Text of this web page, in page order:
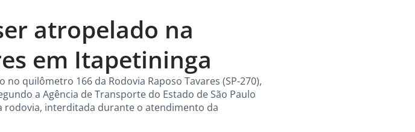
atropelado na
em Itapetininga
quilômetro 166 da Rodovia Raposo Tavares (SP-270),
a Agência de Transporte do Estado de São Paulo
rodovia, interditada durante o atendimento da